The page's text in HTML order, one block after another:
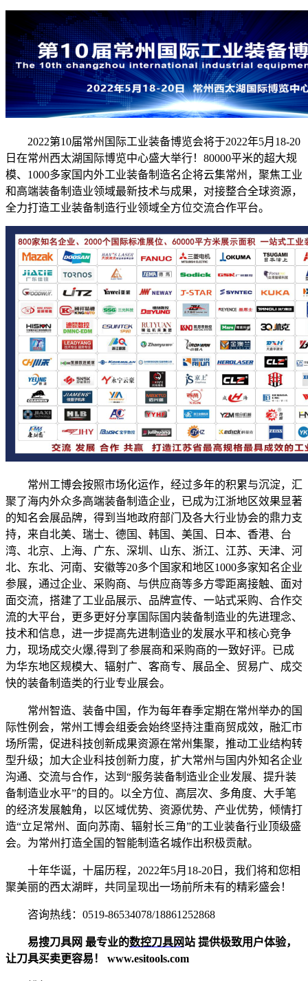
2022第10届常州国际工业装备博览会将于2022年5月18-20
日在常州西太湖国际博览中心盛大举行！80000平米的超大规
模、1000多家国内外工业装备制造名企将云集常州，聚焦工业
和高端装备制造业领域最新技术与成果，对接整合全球资源，
全力打造工业装备制造行业领域全方位交流合作平台。
常州工博会按照市场化运作，经过多年的积累与沉淀，汇
聚了海内外众多高端装备制造企业，已成为江浙地区效果显著
的知名会展品牌，得到当地政府部门及各大行业协会的鼎力支
持，来自北美、瑞士、德国、韩国、美国、日本、香港、台
湾、北京、上海、广东、深圳、山东、浙江、江苏、天津、河
北、东北、河南、安徽等20多个国家和地区1000多家知名企业
参展，通过企业、采购商、与供应商等多方零距离接触、面对
面交流，搭建了工业品展示、品牌宣传、一站式采购、合作交
流的大平台，更多更好分享国际国内装备制造业的先进理念、
技术和信息，进一步提高先进制造业的发展水平和核心竞争
力，现场成交火爆,得到了参展商和采购商的一致好评。已成
为华东地区规模大、辐射广、客商专、展品全、贸易广、成交
快的装备制造类的行业专业展会。
常州智造、装备中国，作为每年春季定期在常州举办的国
际性例会，常州工博会组委会始终坚持注重商贸成效，融汇市
场所需，促进科技创新成果资源在常州集聚，推动工业结构转
型升级；加大企业科技创新力度，扩大常州与国内外知名企业
沟通、交流与合作，达到“服务装备制造业企业发展、提升装
备制造业水平”的目的。以全方位、高层次、多角度、大手笔
的经济发展触角，以区域优势、资源优势、产业优势，倾情打
造“立足常州、面向苏南、辐射长三角”的工业装备行业顶级盛
会。为常州打造全国的智能制造名城作出积极贡献。
十年华诞，十届历程，2022年5月18-20日，我们将和您相
聚美丽的西太湖畔，共同呈现出一场前所未有的精彩盛会！
咨询热线：0519-86534078/18861252868
易搜刀具网 最专业的数控刀具网站 提供极致用户体验，
让刀具买卖更容易！ www.esitools.com